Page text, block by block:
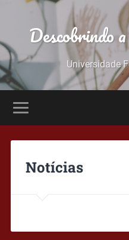
Descobrindo
Universidade
Notícias